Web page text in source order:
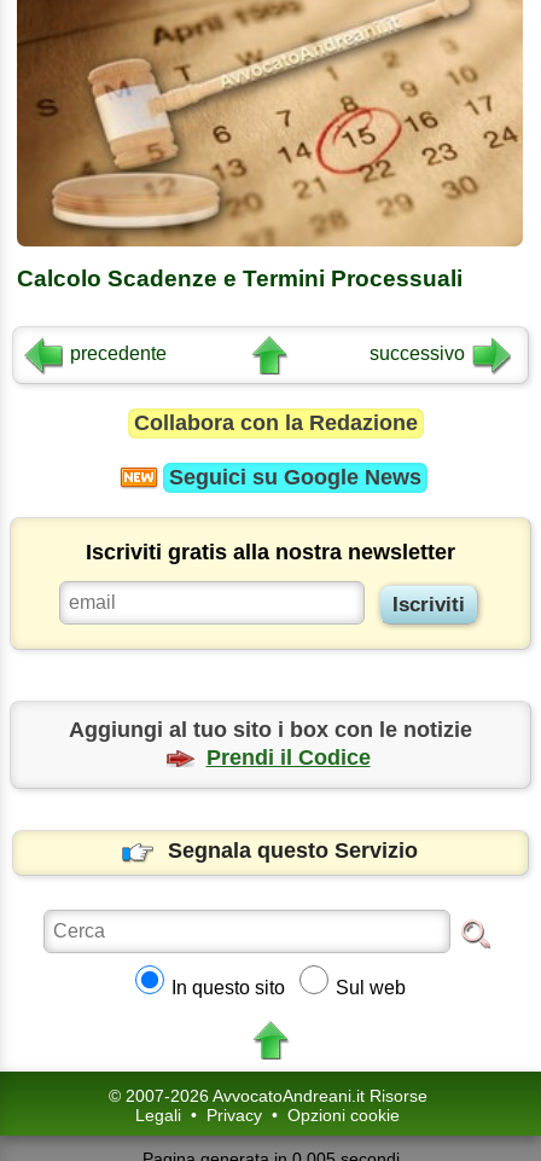
Calcolo Scadenze e Termini Processuali
precedente successivo
Collabora con la Redazione
Seguici su Google News
Iscriviti gratis alla nostra newsletter
Aggiungi al tuo sito i box con le notizie
Prendi il Codice
Segnala questo Servizio
In questo sito Sul web
© 2007-2026 AvvocatoAndreani.it Risorse
Legali • Privacy • Opzioni cookie